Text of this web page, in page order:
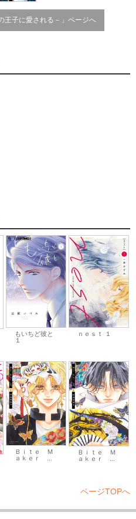
王子に愛される－」ページへ
もいちど彼と
１
ｎｅｓｔ １
Ｂｉｔｅ Ｍ
ａｋｅｒ ...
Ｂｉｔｅ Ｍ
ａｋｅｒ ...
ページTOPへ